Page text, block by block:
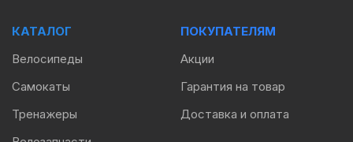
КАТАЛОГ
Велосипеды
Самокаты
Тренажеры
ПОКУПАТЕЛЯМ
Акции
Гарантия на товар
Доставка и оплата